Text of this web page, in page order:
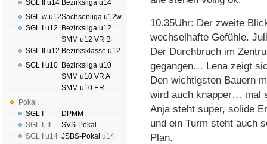
SGL II u14
SGL w u12
SGL I u12
SGL II u12
SGL I u10
Pokal:
SGL I
SGL I ,
SGL I
u14
Bezirksliga u14
Sachsenliga u12w
Bezirksliga u12
SMM u12 VR B
Bezirksklasse u12
Bezirksliga u10
SMM u10 VR A
SMM u10 ER
DPMM
SVS-Pokal
JSBS-Pokal u14
10.35Uhr: Der zweite
wechselhafte Gefühle.
Der Durchbruch im
gegangen… Lena zeigt
Den wichtigsten Bauern
wird auch knapper… mal
Anja steht super, solide
und ein Turm steht auch
Plan.